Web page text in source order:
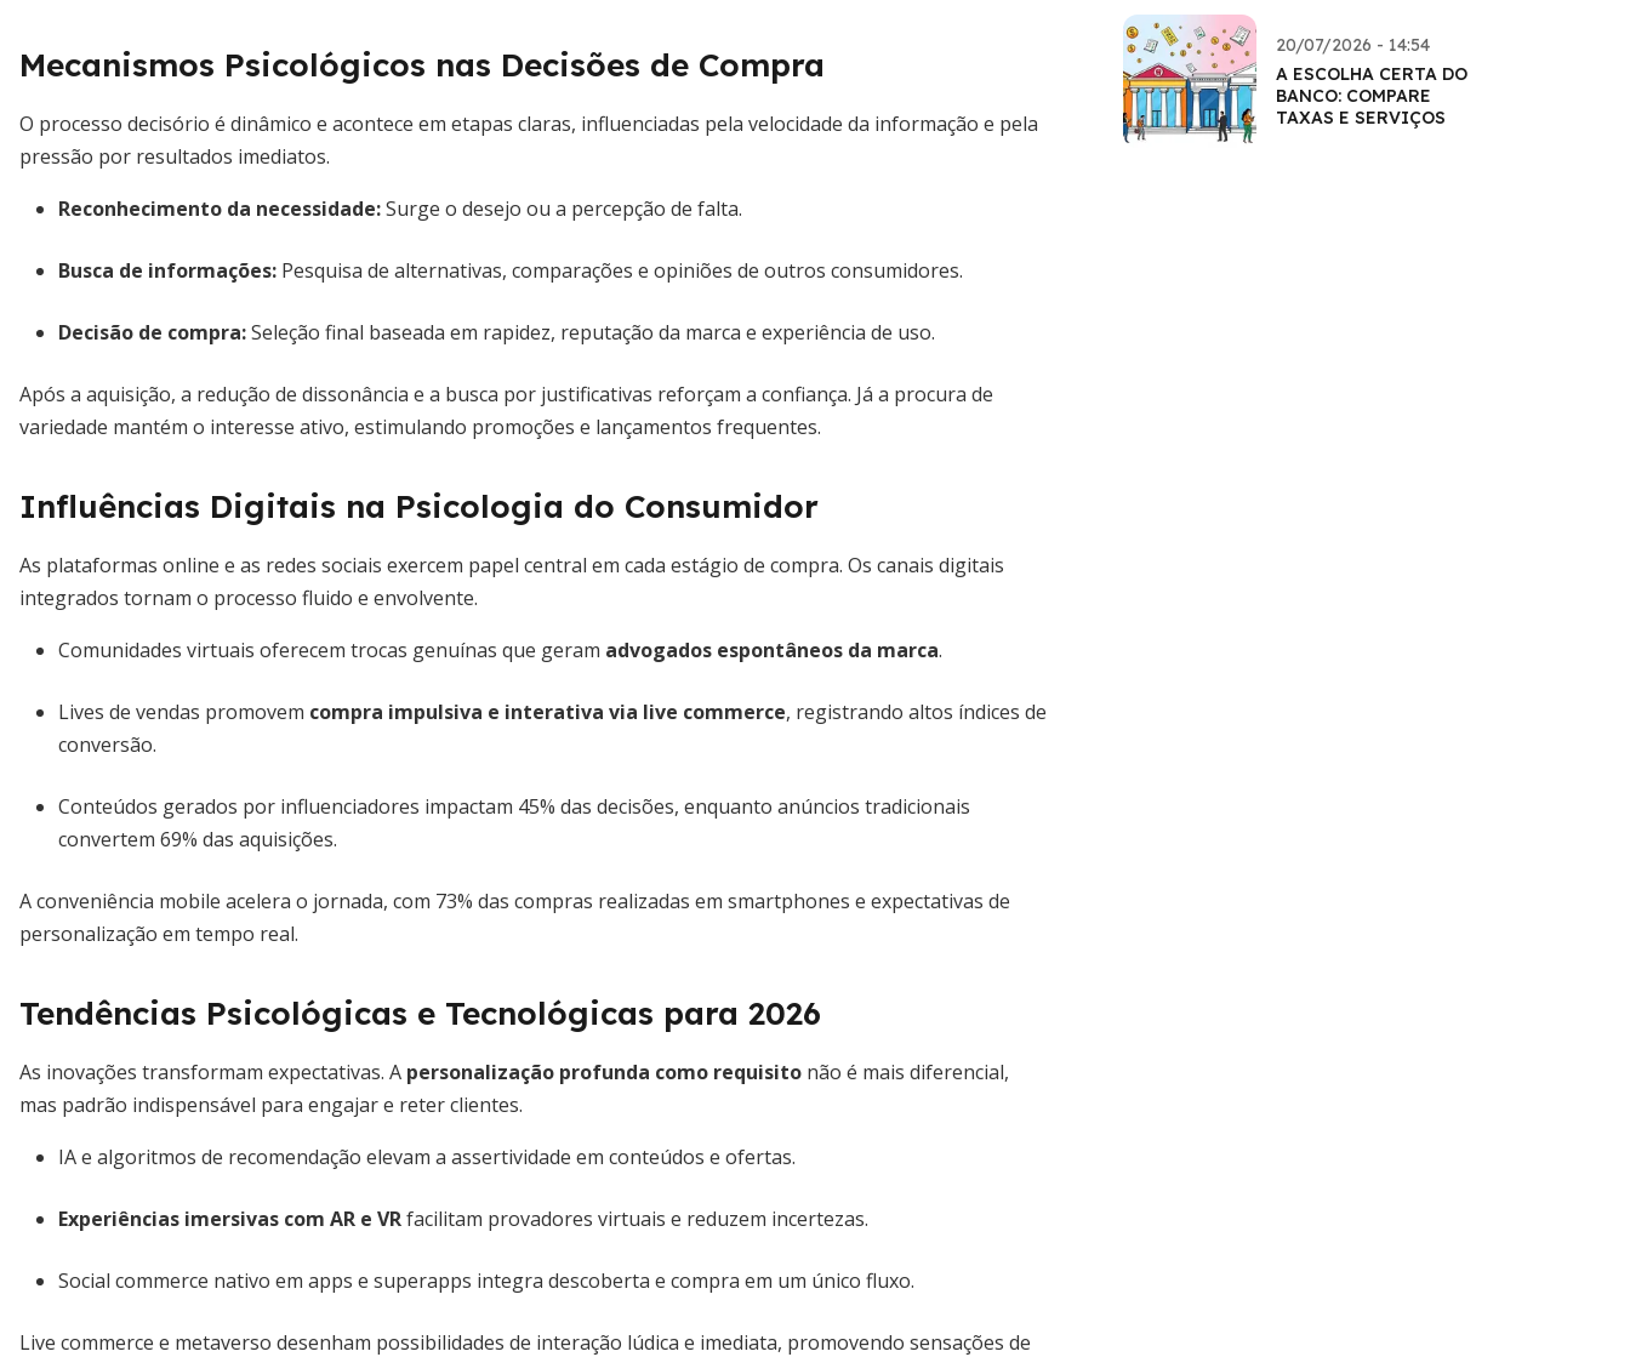
Mecanismos Psicológicos nas Decisões de Compra
O processo decisório é dinâmico e acontece em etapas claras, influenciadas pela velocidade da informação e pela
pressão por resultados imediatos.
Reconhecimento da necessidade:Surge o desejo ou a percepção de falta.
Busca de informações: Pesquisa de alternativas, comparações e opiniões de outros consumidores.
Decisão de compra:Seleção final baseada em rapidez, reputação da marca e experiência de uso.
Após a aquisição, a redução de dissonância e a busca por justificativas reforçam a confiança. Já a procura de
variedade mantém o interesse ativo, estimulando promoções e lançamentos frequentes.
Influências Digitais na Psicologia do Consumidor
As plataformas online e as redes sociais exercem papel central em cada estágio de compra. Os canais digitais
integrados tornam o processo fluido e envolvente.
Comunidades virtuais oferecem trocas genuínas que geram advogados espontâneos da marca.
Lives de vendas promovem compra impulsiva e interativa via live commerce, registrando altos índices de
conversão.
Conteúdos gerados por influenciadores impactam 45% das decisões, enquanto anúncios tradicionais
convertem 69% das aquisições.
A conveniência mobile acelera o jornada, com 73% das compras realizadas em smartphones e expectativas de
personalização em tempo real.
Tendências Psicológicas e Tecnológicas para 2026
As inovações transformam expectativas. A personalização profunda como requisito não é mais diferencial,
mas padrão indispensável para engajar e reter clientes.
IA e algoritmos de recomendação elevam a assertividade em conteúdos e ofertas.
Experiências imersivas com AR e VRfacilitam provadores virtuais e reduzem incertezas.
Social commerce nativo em apps e superapps integra descoberta e compra em um único fluxo.
Live commerce e metaverso desenham possibilidades de interação lúdica e imediata, promovendo sensações de
20/07/2026 - 14:54
A ESCOLHA CERTA DO
BANCO: COMPARE
TAXAS E SERVIÇOS